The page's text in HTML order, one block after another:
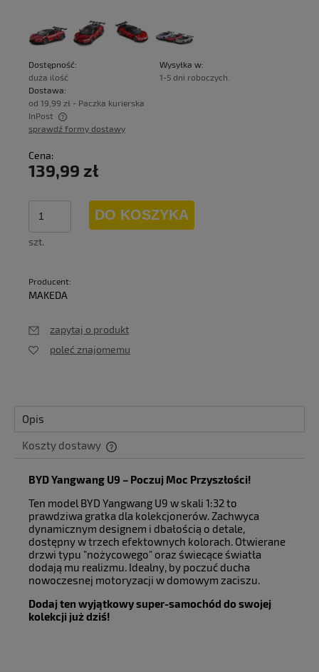
Dostępność:
duża ilość
Wysyłka w:
1-5 dni roboczych.
Dostawa:
od 19,99 zł - Paczka kurierska
InPost
Cena nie zawiera ewentualnych kosztów płatności
sprawdź formy dostawy
Cena:
139,99 zł
szt.
DO KOSZYKA
Producent:
MAKEDA
zapytaj o produkt
poleć znajomemu
Opis
Koszty dostawy
Cena nie zawiera ewentualnych kosztów płatności
BYD Yangwang U9 – Poczuj Moc Przyszłości!
Ten model BYD Yangwang U9 w skali 1:32 to
prawdziwa gratka dla kolekcjonerów. Zachwyca
dynamicznym designem i dbałością o detale,
dostępny w trzech efektownych kolorach. Otwierane
drzwi typu "nożycowego" oraz świecące światła
dodają mu realizmu. Idealny, by poczuć ducha
nowoczesnej motoryzacji w domowym zaciszu.
Dodaj ten wyjątkowy super-samochód do swojej
kolekcji już dziś!